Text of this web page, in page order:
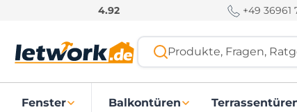
4.92 +49 36961
Produkte, Fragen,
Fenster Balkontüren